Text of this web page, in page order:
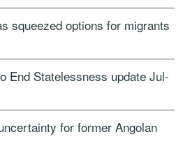
squeezed options for migrants
End Statelessness update Jul-
for former Angolan